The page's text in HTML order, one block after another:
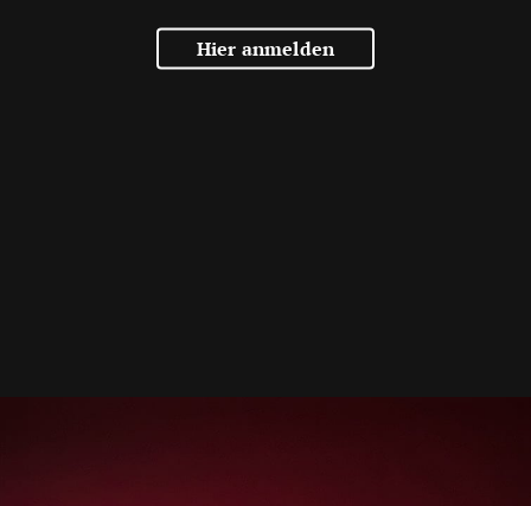
Hier anmelden